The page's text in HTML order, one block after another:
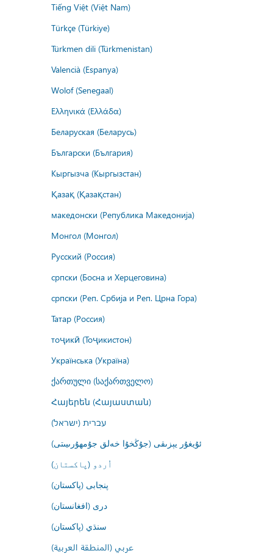
Tiếng Việt (Việt Nam)
Türkçe (Türkiye)
Türkmen dili (Türkmenistan)
Valencià (Espanya)
Wolof (Senegaal)
Ελληνικά (Ελλάδα)
Беларуская (Беларусь)
Български (България)
Кыргызча (Кыргызстан)
Қазақ (Қазақстан)
македонски (Република Македонија)
Монгол (Монгол)
Русский (Россия)
српски (Босна и Херцеговина)
српски (Реп. Србија и Реп. Црна Гора)
Татар (Россия)
тоҷикӣ (Тоҷикистон)
Українська (Україна)
ქართული (საქართველო)
Հայերեն (Հայաստան)
עברית (ישראל)
ئۇيغۇر يېزىقى (جۇڭخۇا خەلق جۇمھۇرىيىتى)
اُردو (پاکستان)
پنجابی (پاکستان)
درى (افغانستان)
سنڌي (پاکستان)
عربي (المنطقة العربية)